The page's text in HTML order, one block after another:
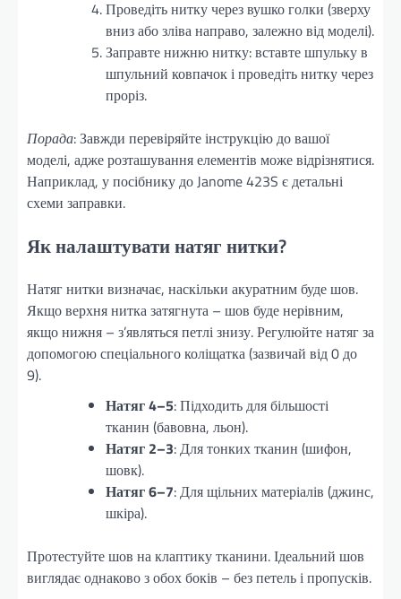
Проведіть нитку через вушко голки (зверху
вниз або зліва направо, залежно від моделі).
Заправте нижню нитку: вставте шпульку в
шпульний ковпачок і проведіть нитку через
проріз.
Порада: Завжди перевіряйте інструкцію до вашої
моделі, адже розташування елементів може відрізнятися.
Наприклад, у посібнику до Janome 423S є детальні
схеми заправки.
Як налаштувати натяг нитки?
Натяг нитки визначає, наскільки акуратним буде шов.
Якщо верхня нитка затягнута – шов буде нерівним,
якщо нижня – з’являться петлі знизу. Регулюйте натяг за
допомогою спеціального коліщатка (зазвичай від 0 до
9).
Натяг 4–5: Підходить для більшості
тканин (бавовна, льон).
Натяг 2–3: Для тонких тканин (шифон,
шовк).
Натяг 6–7: Для щільних матеріалів (джинс,
шкіра).
Протестуйте шов на клаптику тканини. Ідеальний шов
виглядає однаково з обох боків – без петель і пропусків.